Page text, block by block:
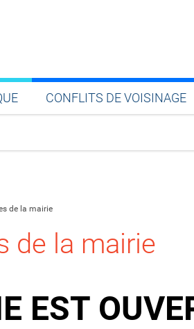
CONFLITS DE VOISINAGE
de la mairie
de la mairie
EST